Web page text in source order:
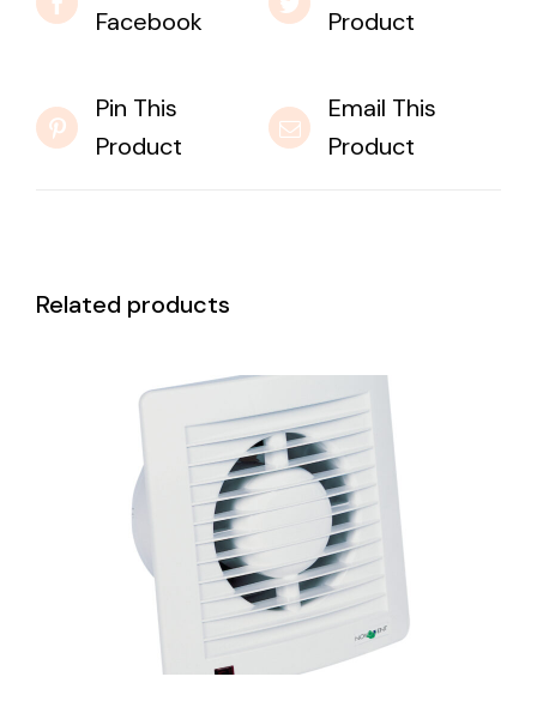
Facebook
Product
Pin This
Product
Email This
Product
Related products
DETAILS